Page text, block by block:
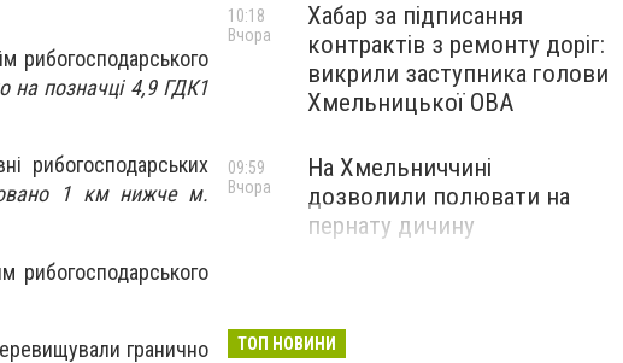
рибогосподарського
на позначці 4,9 ГДК1
рибогосподарських
1 км нижче м.
рибогосподарського
гранично
Хабар за підписання
контрактів з ремонту доріг:
викрили заступника голови
Хмельницької ОВА
10:18
Вчора
На Хмельниччині
дозволили полювати на
пернату дичину
09:59
Вчора
ТОП НОВИНИ